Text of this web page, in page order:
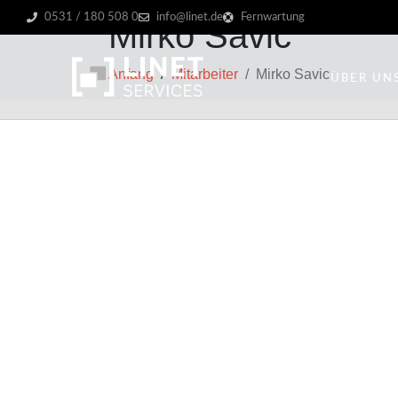
0531 / 180 508 0 info@linet.de Fernwartung
ÜBER UNS
Mirko Savic
Anfang Mitarbeiter Mirko Savic